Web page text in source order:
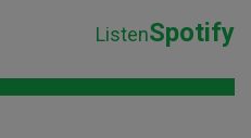
ListenSpotify